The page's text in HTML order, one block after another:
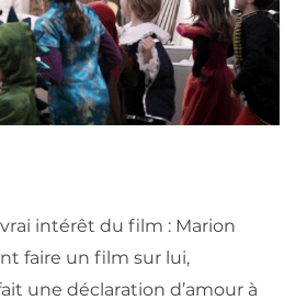
intérêt du film : Marion
faire un film sur lui,
une déclaration d’amour à